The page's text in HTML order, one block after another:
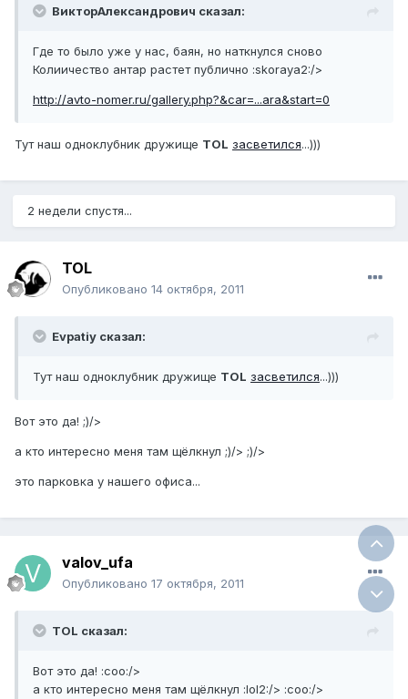
ВикторАлександрович сказал:
Где то было уже у нас, баян, но наткнулся сново
Колиичество антар растет публично :skoraya2:/>
http://avto-nomer.ru/gallery.php?&car=...ara&start=0
Тут наш одноклубник дружище TOL засветился...)))
2 недели спустя...
TOL
Опубликовано 14 октября, 2011
Evpatiy сказал:
Тут наш одноклубник дружище TOL засветился...)))
Вот это да! ;)/>
а кто интересно меня там щёлкнул ;)/> ;)/>
это парковка у нашего офиса...
valov_ufa
Опубликовано 17 октября, 2011
TOL сказал:
Вот это да! :coo:/>
а кто интересно меня там щёлкнул :lol2:/> :coo:/>